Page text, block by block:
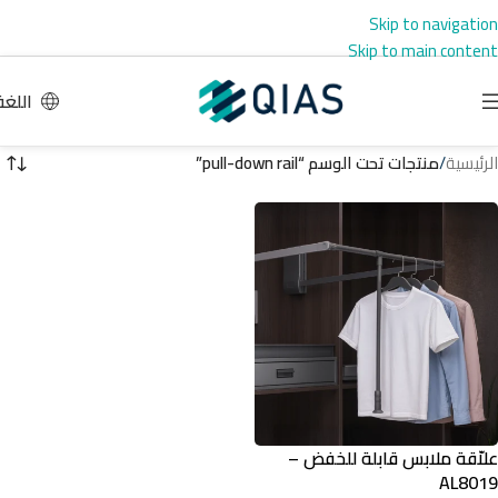
Skip to navigation
Skip to main content
الرئيسية/منتجات تحت الوسم “pull-down rail”
علاّقة ملابس قابلة للخفض –
AL8019